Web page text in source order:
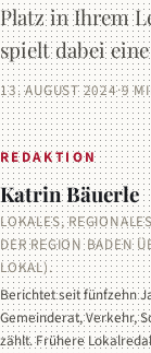
Platz in Ihrem
spielt dabei
13. AUGUST 2024·9
REDAKTION
Katrin Bäuerle
LOKALES,
DER REGION BADEN
LOKAL).
Berichtet seit fünfzehn
Gemeinderat, Verkehr,
zählt. Frühere